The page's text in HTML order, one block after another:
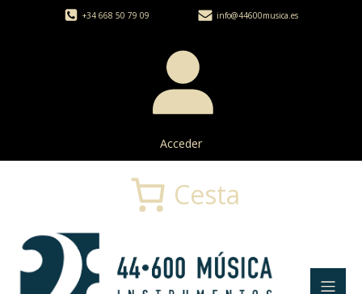
+34 668 50 79 09 info@44600musica.es
Acceder
Cesta